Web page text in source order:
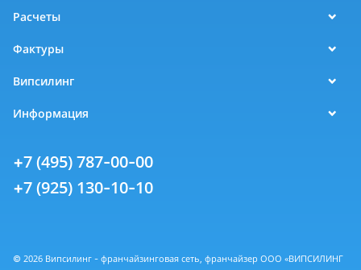
Расчеты
Фактуры
Випсилинг
Информация
+7 (495) 787-00-00
+7 (925) 130-10-10
© 2026 Випсилинг - франчайзинговая сеть, франчайзер ООО «ВИПСИЛИНГ